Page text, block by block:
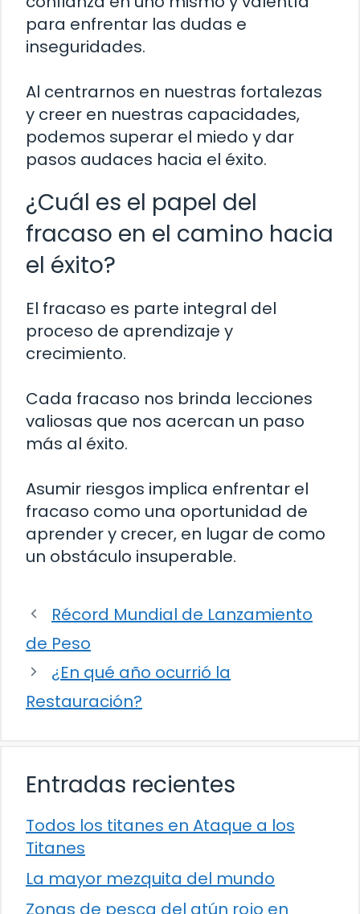
para enfrentar las dudas e
inseguridades.
Al centrarnos en nuestras fortalezas
y creer en nuestras capacidades,
podemos superar el miedo y dar
pasos audaces hacia el éxito.
¿Cuál es el papel del
fracaso en el camino hacia
el éxito?
El fracaso es parte integral del
proceso de aprendizaje y
crecimiento.
Cada fracaso nos brinda lecciones
valiosas que nos acercan un paso
más al éxito.
Asumir riesgos implica enfrentar el
fracaso como una oportunidad de
aprender y crecer, en lugar de como
un obstáculo insuperable.
Récord Mundial de Lanzamiento
de Peso
¿En qué año ocurrió la
Restauración?
Entradas recientes
Todos los titanes en Ataque a los
Titanes
La mayor mezquita del mundo
Zonas de pesca del atún rojo en